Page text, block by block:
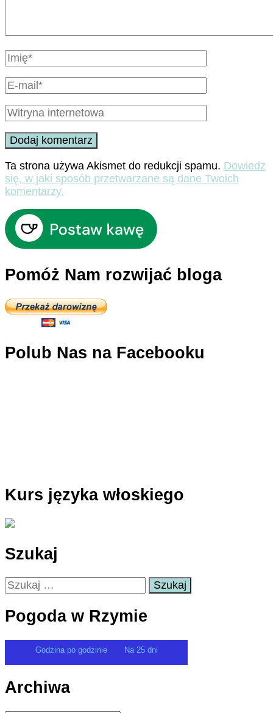
Ta strona używa Akismet do redukcji spamu. Dowiedz
się, w jaki sposób przetwarzane są dane Twoich
komentarzy.
Pomóż Nam rozwijać bloga
Polub Nas na Facebooku
Kurs języka włoskiego
Szukaj
Szukaj:
Pogoda w Rzymie
Godzina po godzinie Na 25 dni
Archiwa